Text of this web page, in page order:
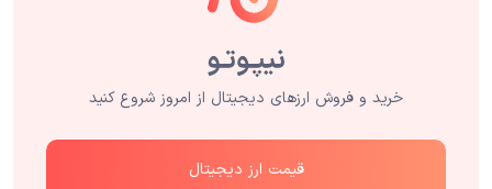
خرید و فروش ارزهای دیجیتال از امروز شروع کنید
قیمت ارز دیجیتال